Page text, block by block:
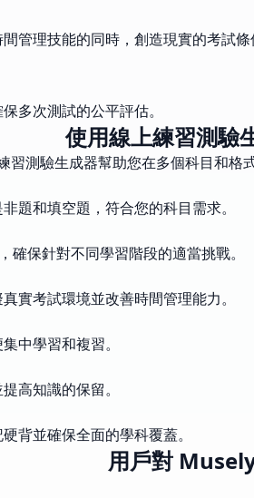
管理技能的同時，創造現實的考試條
多次測試的公平評估。
使用線上練習測驗
習測驗生成器幫助您在多個科目和格
題和填空題，符合您的科目需求。
保針對不同學習階段的適當挑戰。
實考試環境並改善時間管理能力。
中學習和複習。
高知識的保留。
背並確保全面的學科覆蓋。
用戶對